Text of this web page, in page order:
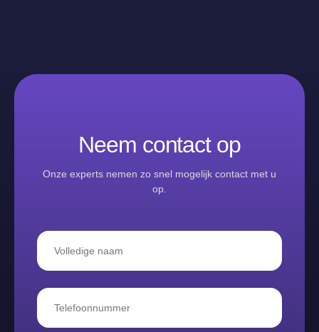
Neem contact op
Onze experts nemen zo snel mogelijk contact met u
op.